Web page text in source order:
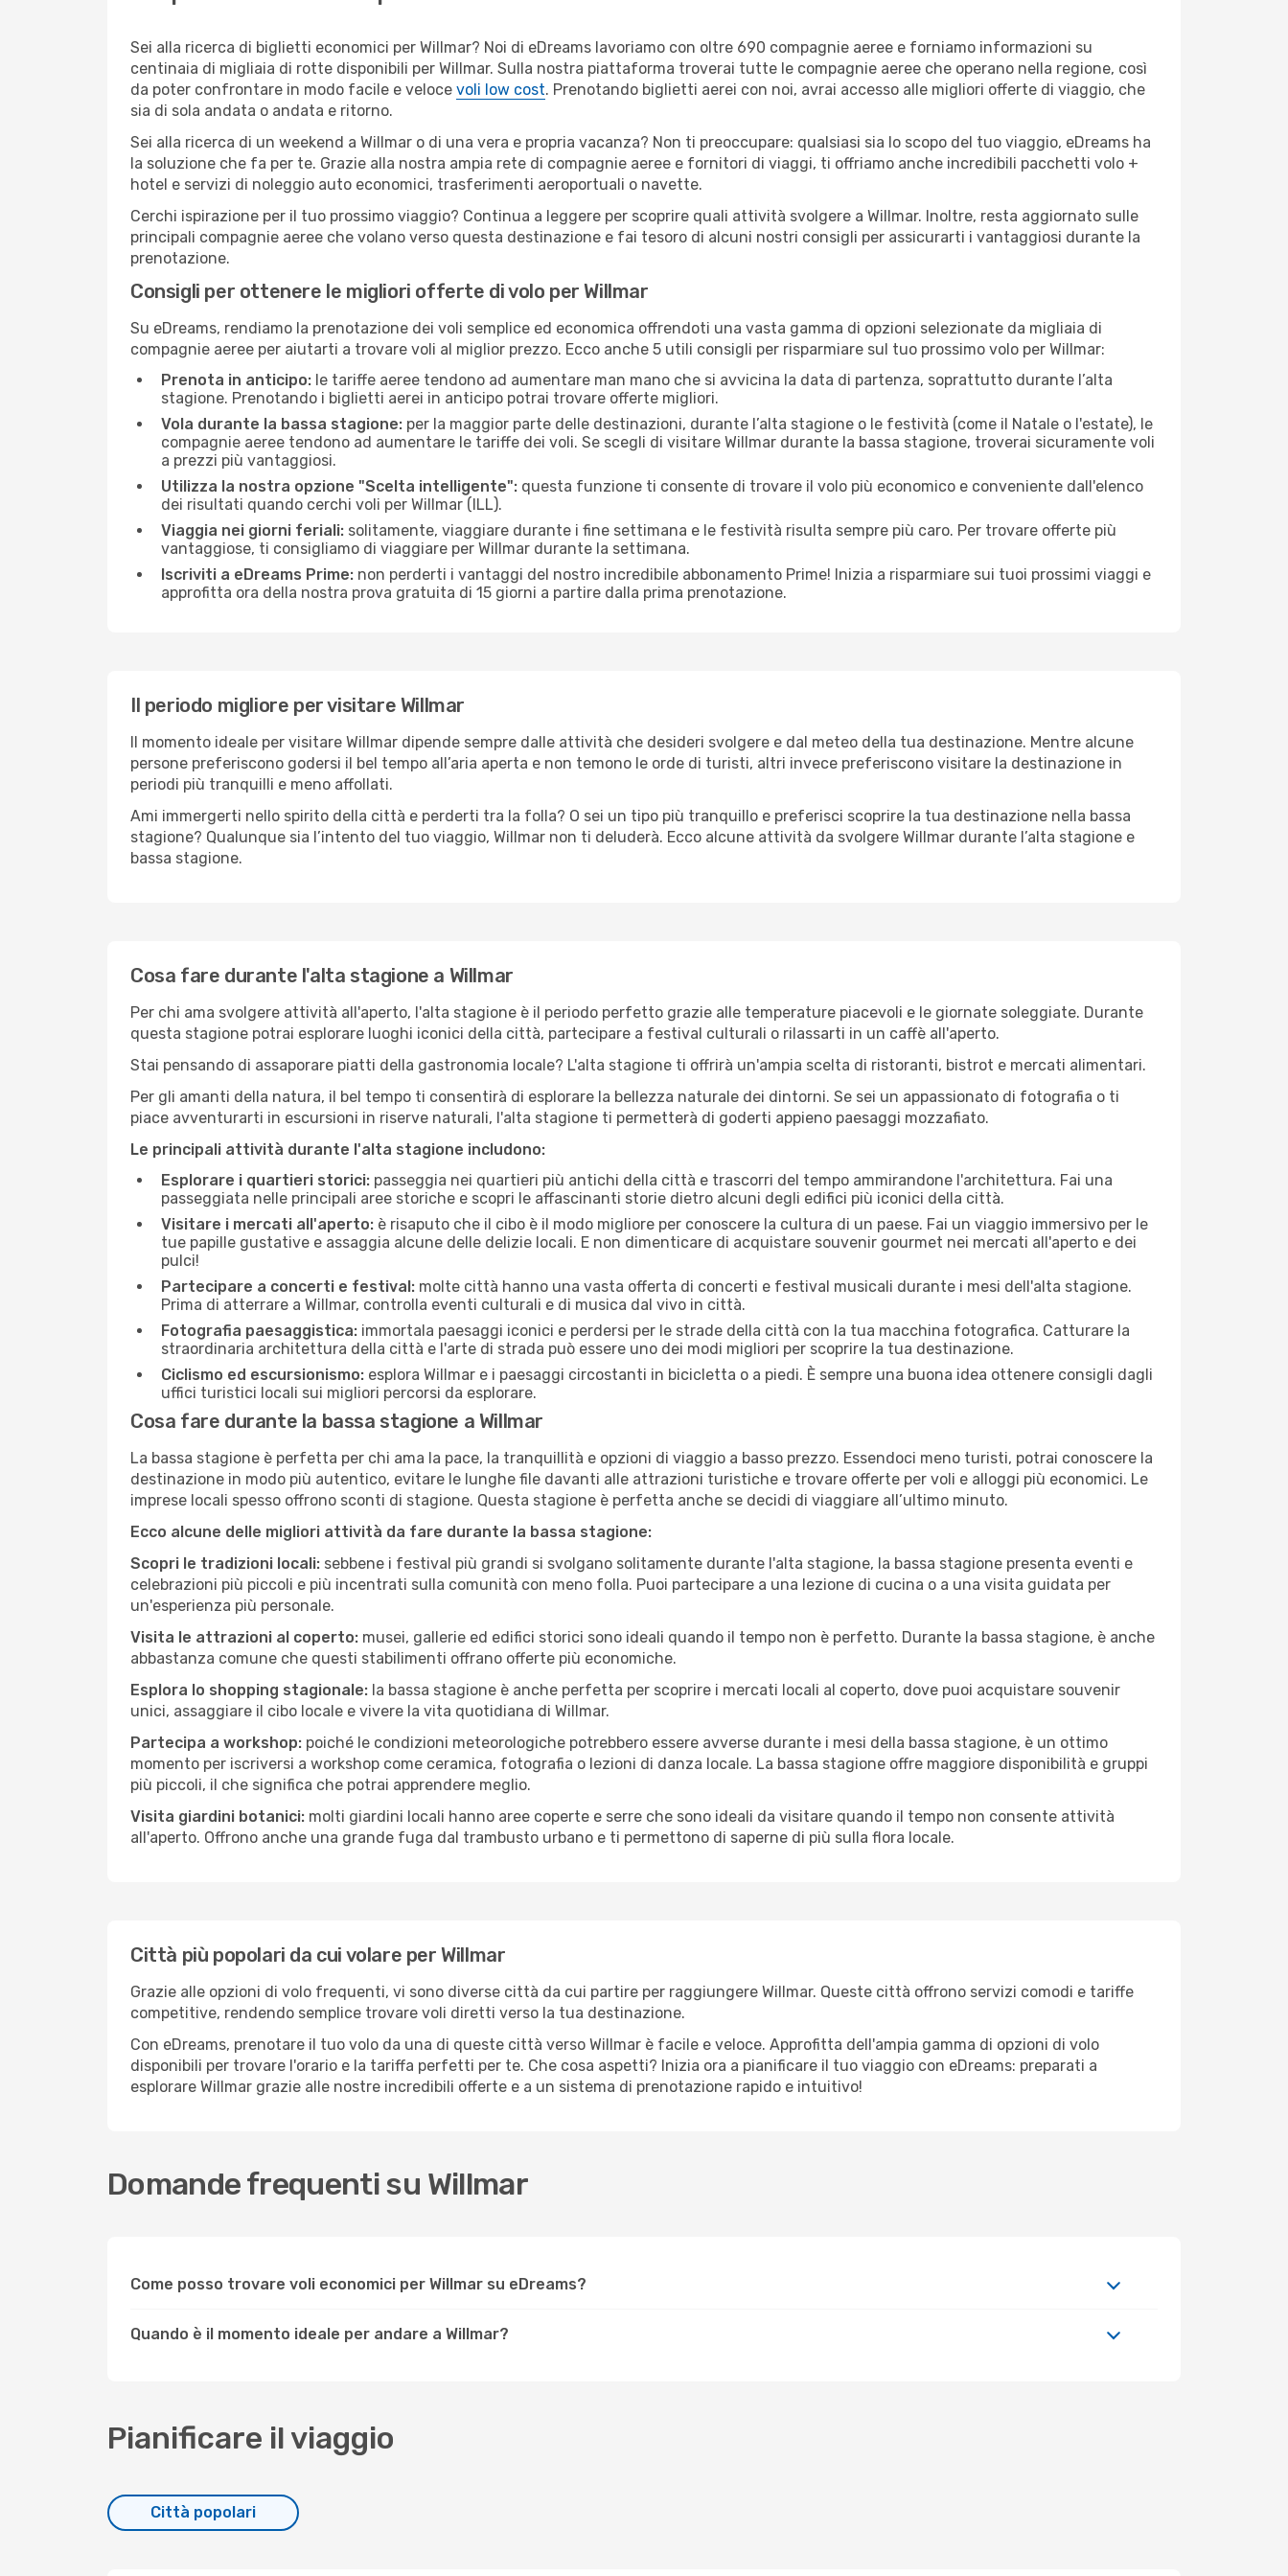
Sei alla ricerca di biglietti economici per Willmar? Noi di eDreams lavoriamo con oltre 690 compagnie aeree e forniamo informazioni su
centinaia di migliaia di rotte disponibili per Willmar. Sulla nostra piattaforma troverai tutte le compagnie aeree che operano nella regione, così
da poter confrontare in modo facile e veloce voli low cost. Prenotando biglietti aerei con noi, avrai accesso alle migliori offerte di viaggio, che
sia di sola andata o andata e ritorno.
Sei alla ricerca di un weekend a Willmar o di una vera e propria vacanza? Non ti preoccupare: qualsiasi sia lo scopo del tuo viaggio, eDreams ha
la soluzione che fa per te. Grazie alla nostra ampia rete di compagnie aeree e fornitori di viaggi, ti offriamo anche incredibili pacchetti volo +
hotel e servizi di noleggio auto economici, trasferimenti aeroportuali o navette.
Cerchi ispirazione per il tuo prossimo viaggio? Continua a leggere per scoprire quali attività svolgere a Willmar. Inoltre, resta aggiornato sulle
principali compagnie aeree che volano verso questa destinazione e fai tesoro di alcuni nostri consigli per assicurarti i vantaggiosi durante la
prenotazione.
Consigli per ottenere le migliori offerte di volo per Willmar
Su eDreams, rendiamo la prenotazione dei voli semplice ed economica offrendoti una vasta gamma di opzioni selezionate da migliaia di
compagnie aeree per aiutarti a trovare voli al miglior prezzo. Ecco anche 5 utili consigli per risparmiare sul tuo prossimo volo per Willmar:
Prenota in anticipo: le tariffe aeree tendono ad aumentare man mano che si avvicina la data di partenza, soprattutto durante l’alta
stagione. Prenotando i biglietti aerei in anticipo potrai trovare offerte migliori.
Vola durante la bassa stagione: per la maggior parte delle destinazioni, durante l’alta stagione o le festività (come il Natale o l'estate), le
compagnie aeree tendono ad aumentare le tariffe dei voli. Se scegli di visitare Willmar durante la bassa stagione, troverai sicuramente voli
a prezzi più vantaggiosi.
Utilizza la nostra opzione "Scelta intelligente": questa funzione ti consente di trovare il volo più economico e conveniente dall'elenco
dei risultati quando cerchi voli per Willmar (ILL).
Viaggia nei giorni feriali: solitamente, viaggiare durante i fine settimana e le festività risulta sempre più caro. Per trovare offerte più
vantaggiose, ti consigliamo di viaggiare per Willmar durante la settimana.
Iscriviti a eDreams Prime: non perderti i vantaggi del nostro incredibile abbonamento Prime! Inizia a risparmiare sui tuoi prossimi viaggi e
approfitta ora della nostra prova gratuita di 15 giorni a partire dalla prima prenotazione.
Il periodo migliore per visitare Willmar
Il momento ideale per visitare Willmar dipende sempre dalle attività che desideri svolgere e dal meteo della tua destinazione. Mentre alcune
persone preferiscono godersi il bel tempo all’aria aperta e non temono le orde di turisti, altri invece preferiscono visitare la destinazione in
periodi più tranquilli e meno affollati.
Ami immergerti nello spirito della città e perderti tra la folla? O sei un tipo più tranquillo e preferisci scoprire la tua destinazione nella bassa
stagione? Qualunque sia l’intento del tuo viaggio, Willmar non ti deluderà. Ecco alcune attività da svolgere Willmar durante l’alta stagione e
bassa stagione.
Cosa fare durante l'alta stagione a Willmar
Per chi ama svolgere attività all'aperto, l'alta stagione è il periodo perfetto grazie alle temperature piacevoli e le giornate soleggiate. Durante
questa stagione potrai esplorare luoghi iconici della città, partecipare a festival culturali o rilassarti in un caffè all'aperto.
Stai pensando di assaporare piatti della gastronomia locale? L'alta stagione ti offrirà un'ampia scelta di ristoranti, bistrot e mercati alimentari.
Per gli amanti della natura, il bel tempo ti consentirà di esplorare la bellezza naturale dei dintorni. Se sei un appassionato di fotografia o ti
piace avventurarti in escursioni in riserve naturali, l'alta stagione ti permetterà di goderti appieno paesaggi mozzafiato.
Le principali attività durante l'alta stagione includono:
Esplorare i quartieri storici: passeggia nei quartieri più antichi della città e trascorri del tempo ammirandone l'architettura. Fai una
passeggiata nelle principali aree storiche e scopri le affascinanti storie dietro alcuni degli edifici più iconici della città.
Visitare i mercati all'aperto: è risaputo che il cibo è il modo migliore per conoscere la cultura di un paese. Fai un viaggio immersivo per le
tue papille gustative e assaggia alcune delle delizie locali. E non dimenticare di acquistare souvenir gourmet nei mercati all'aperto e dei
pulci!
Partecipare a concerti e festival: molte città hanno una vasta offerta di concerti e festival musicali durante i mesi dell'alta stagione.
Prima di atterrare a Willmar, controlla eventi culturali e di musica dal vivo in città.
Fotografia paesaggistica: immortala paesaggi iconici e perdersi per le strade della città con la tua macchina fotografica. Catturare la
straordinaria architettura della città e l'arte di strada può essere uno dei modi migliori per scoprire la tua destinazione.
Ciclismo ed escursionismo: esplora Willmar e i paesaggi circostanti in bicicletta o a piedi. È sempre una buona idea ottenere consigli dagli
uffici turistici locali sui migliori percorsi da esplorare.
Cosa fare durante la bassa stagione a Willmar
La bassa stagione è perfetta per chi ama la pace, la tranquillità e opzioni di viaggio a basso prezzo. Essendoci meno turisti, potrai conoscere la
destinazione in modo più autentico, evitare le lunghe file davanti alle attrazioni turistiche e trovare offerte per voli e alloggi più economici. Le
imprese locali spesso offrono sconti di stagione. Questa stagione è perfetta anche se decidi di viaggiare all’ultimo minuto.
Ecco alcune delle migliori attività da fare durante la bassa stagione:
Scopri le tradizioni locali: sebbene i festival più grandi si svolgano solitamente durante l'alta stagione, la bassa stagione presenta eventi e
celebrazioni più piccoli e più incentrati sulla comunità con meno folla. Puoi partecipare a una lezione di cucina o a una visita guidata per
un'esperienza più personale.
Visita le attrazioni al coperto: musei, gallerie ed edifici storici sono ideali quando il tempo non è perfetto. Durante la bassa stagione, è anche
abbastanza comune che questi stabilimenti offrano offerte più economiche.
Esplora lo shopping stagionale: la bassa stagione è anche perfetta per scoprire i mercati locali al coperto, dove puoi acquistare souvenir
unici, assaggiare il cibo locale e vivere la vita quotidiana di Willmar.
Partecipa a workshop: poiché le condizioni meteorologiche potrebbero essere avverse durante i mesi della bassa stagione, è un ottimo
momento per iscriversi a workshop come ceramica, fotografia o lezioni di danza locale. La bassa stagione offre maggiore disponibilità e gruppi
più piccoli, il che significa che potrai apprendere meglio.
Visita giardini botanici: molti giardini locali hanno aree coperte e serre che sono ideali da visitare quando il tempo non consente attività
all'aperto. Offrono anche una grande fuga dal trambusto urbano e ti permettono di saperne di più sulla flora locale.
Città più popolari da cui volare per Willmar
Grazie alle opzioni di volo frequenti, vi sono diverse città da cui partire per raggiungere Willmar. Queste città offrono servizi comodi e tariffe
competitive, rendendo semplice trovare voli diretti verso la tua destinazione.
Con eDreams, prenotare il tuo volo da una di queste città verso Willmar è facile e veloce. Approfitta dell'ampia gamma di opzioni di volo
disponibili per trovare l'orario e la tariffa perfetti per te. Che cosa aspetti? Inizia ora a pianificare il tuo viaggio con eDreams: preparati a
esplorare Willmar grazie alle nostre incredibili offerte e a un sistema di prenotazione rapido e intuitivo!
Domande frequenti su Willmar
Come posso trovare voli economici per Willmar su eDreams?
Quando è il momento ideale per andare a Willmar?
Pianificare il viaggio
Città popolari